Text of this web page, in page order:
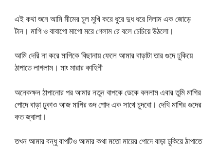
এই কথা শুনে আমি মীমের চুল মুখি করে ধুরে দুধ ধরে দিলাম এক জোড়ে
টান। মাগি ও বাবাগো মাগো মরে গেলাম রে বলে চেচিয়ে উঠলো।
আমি দেরি না করে মাগিকে বিছানায় ফেলে আমার বাড়াটা তার গুদে ঢুকিয়ে
ঠাপাতে লাগলাম। মাং মারার কাহিনী
অনেকক্ষন ঠাপানোর পর আমার নতুন বাপকে ডেকে বললাম এবার তুমি মাগির
পোদে বাড়া ঢুকাও আজ মাগির গুদ পোদ এক সাথে চুদবো। দেখি মাগির গুদের
কত জ্বালা।
তখন আমার বন্ধু বাপটিও আমার কথা মতো মায়ের পোদে বাড়া ঢুকিয়ে ঠাপাতে